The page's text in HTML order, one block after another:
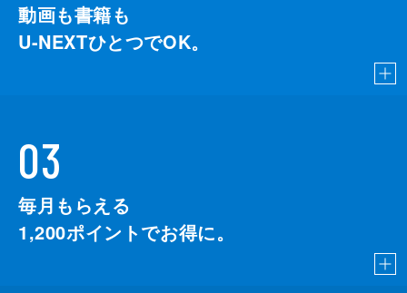
動画も書籍も
U-NEXTひとつでOK。
03
毎月もらえる
1,200ポイントでお得に。